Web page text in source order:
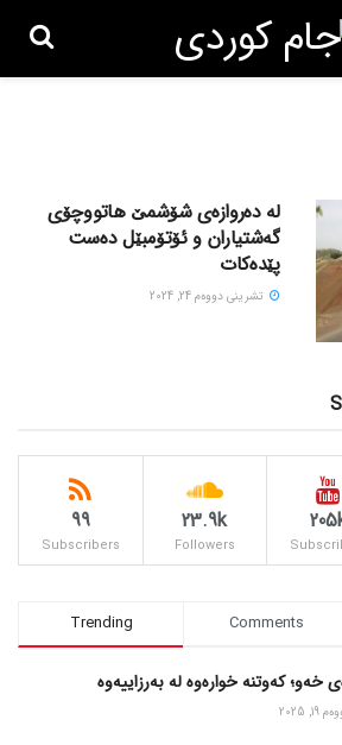
لە دەروازەی شۆشمێ هاتووچۆی
گەشتیاران و ئۆتۆمبێل دەست
پێدەکات
تشرینی دووه‌م 24, 2024
23.9k
Followers
99
Subscribers
Trending Comments
خەو؛ کەوتنە خوارەوە لە بەرزاییەوە
2025